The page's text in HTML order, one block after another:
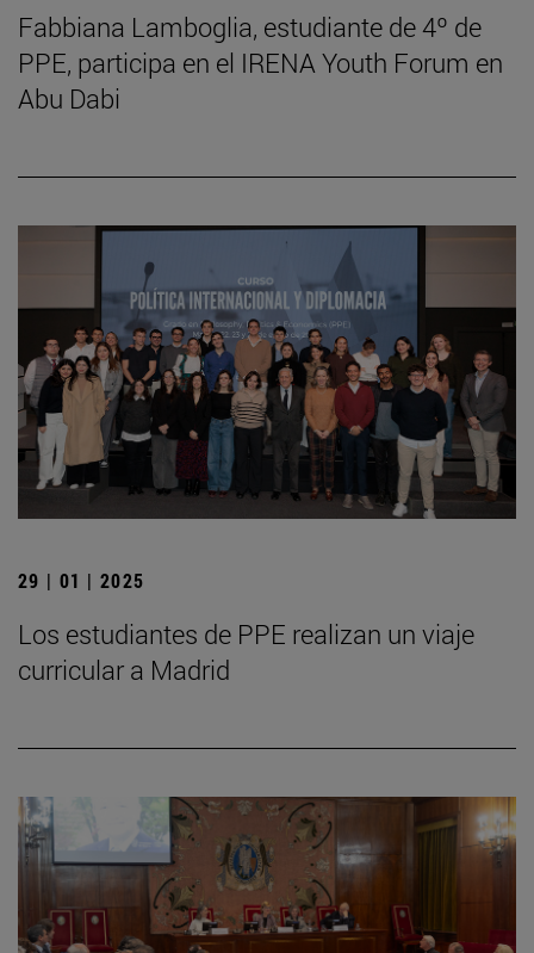
Fabbiana Lamboglia, estudiante de 4º de
PPE, participa en el IRENA Youth Forum en
Abu Dabi
29 | 01 | 2025
Los estudiantes de PPE realizan un viaje
curricular a Madrid